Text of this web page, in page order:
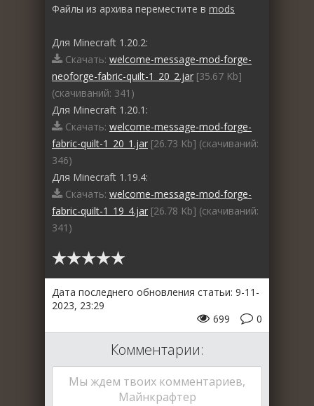
Файлы из архива переместите в mods
Для Minecraft 1.20.2:
Скачать: welcome-message-mod-forge-
neoforge-fabric-quilt-1_20_2.jar [35.67 Kb]
(cкачиваний: 341)
Для Minecraft 1.20.1:
Скачать: welcome-message-mod-forge-
fabric-quilt-1_20_1.jar [26.73 Kb] (cкачиваний:
346)
Для Minecraft 1.19.4:
Скачать: welcome-message-mod-forge-
fabric-quilt-1_19_4.jar [26.78 Kb] (cкачиваний:
341)
Дата последнего обновления статьи: 9-11-
2023, 23:29
0
699
Комментарии:
Мы ждем твоих комментариев,
Майнкрафтер